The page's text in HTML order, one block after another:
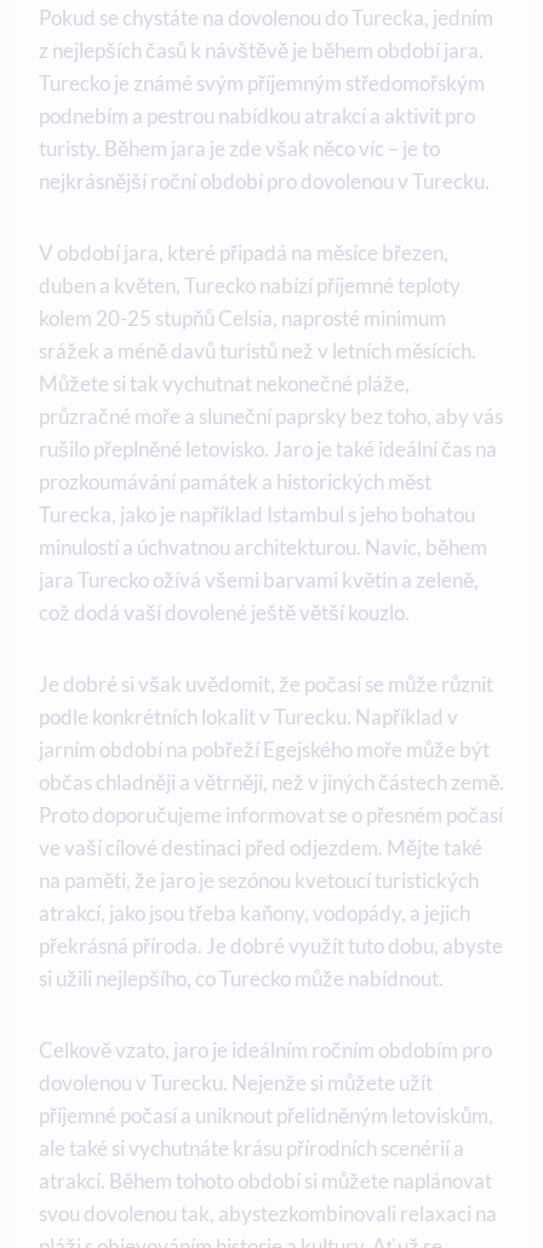
Pokud se chystáte na dovolenou do Turecka, jedním
z nejlepších časů k návštěvě je během období jara.
Turecko je známé svým příjemným středomořským
podnebím a pestrou nabídkou atrakcí a aktivit pro
turisty. Během jara je zde však něco víc – je to
nejkrásnější roční období pro dovolenou v Turecku.
V období jara, které připadá na měsíce březen,
duben a květen, Turecko nabízí příjemné teploty
kolem 20-25 stupňů Celsia, naprosté minimum
srážek a méně davů turistů než v letních měsících.
Můžete si tak vychutnat nekonečné pláže,
průzračné moře a sluneční paprsky bez toho, aby vás
rušilo přeplněné letovisko. Jaro je také ideální čas na
prozkoumávání památek a historických měst
Turecka, jako je například Istambul s jeho bohatou
minulostí a úchvatnou architekturou. Navíc, během
jara Turecko ožívá všemi barvami květin a zeleně,
což dodá vaší dovolené ještě větší kouzlo.
Je dobré si však uvědomit, že počasí se může různit
podle konkrétních lokalit v Turecku. Například v
jarním období na pobřeží Egejského moře může být
občas chladněji a větrněji, než v jiných částech země.
Proto doporučujeme informovat se o přesném počasí
ve vaší cílové destinaci před odjezdem. Mějte také
na paměti, že jaro je sezónou kvetoucí turistických
atrakcí, jako jsou třeba kaňony, vodopády, a jejich
překrásná příroda. Je dobré využít tuto dobu, abyste
si užili nejlepšího, co Turecko může nabídnout.
Celkově vzato, jaro je ideálním ročním obdobím pro
dovolenou v Turecku. Nejenže si můžete užít
příjemné počasí a uniknout přelidněným letoviskům,
ale také si vychutnáte krásu přírodních scenérií a
atrakcí. Během tohoto období si můžete naplánovat
svou dovolenou tak, abystezkombinovali relaxaci na